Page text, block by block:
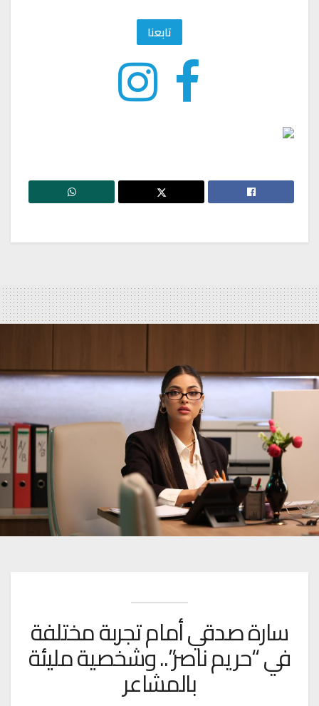
تابعنا
سارة صدقي أمام تجربة مختلفة
في “حريم ناصر”.. وشخصية مليئة
بالمشاعر